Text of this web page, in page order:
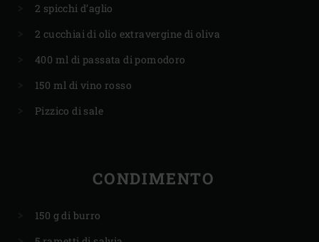
2 spicchi d’aglio
2 cucchiai di olio extravergine di oliva
400 ml di passata di pomodoro
150 ml di vino rosso
Pizzico di sale
CONDIMENTO
150 g di burro